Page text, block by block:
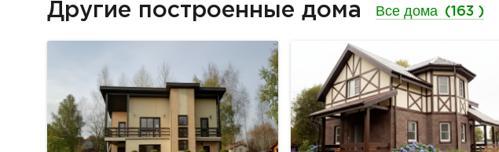
Другие построенные дома Все дома (163 )